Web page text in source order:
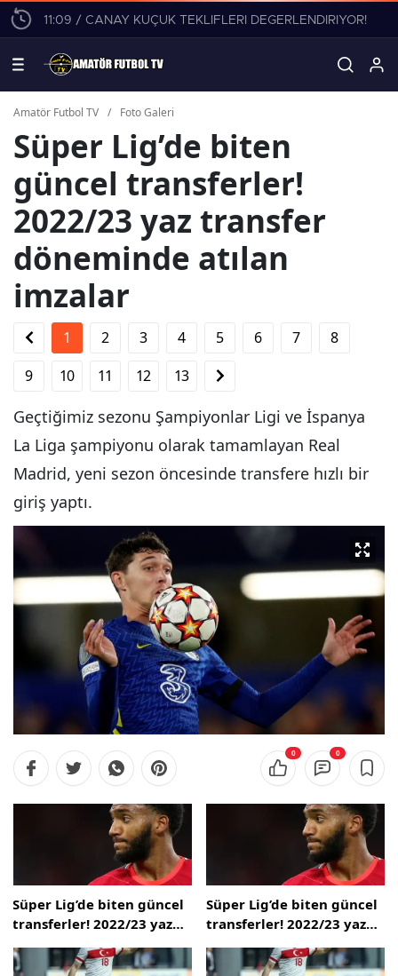
11:09 / CANAY KÜÇÜK TEKLİFLERİ DEĞERLENDİRİYOR!
Amatör Futbol TV / Foto Galeri
Süper Lig’de biten
güncel transferler!
2022/23 yaz transfer
döneminde atılan
imzalar
1 2 3 4 5 6 7
8
9
10 11 12 13
Geçtiğimiz sezonu Şampiyonlar Ligi ve İspanya
La Liga şampiyonu olarak tamamlayan Real
Madrid, yeni sezon öncesinde transfere hızlı bir
giriş yaptı.
0 0
Süper Lig’de biten güncel
transferler! 2022/23 yaz
imzalar
Süper Lig’de biten güncel
transferler! 2022/23 yaz
imzalar